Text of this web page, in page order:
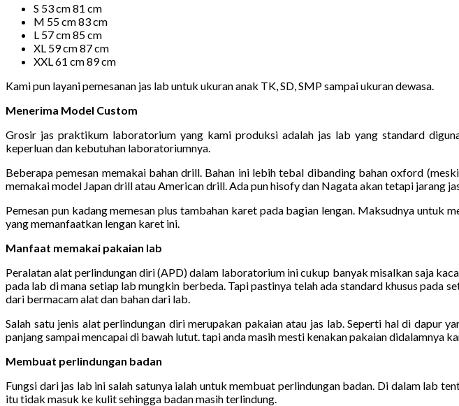
S 53 cm 81 cm
M 55 cm 83 cm
L 57 cm 85 cm
XL 59 cm 87 cm
XXL 61 cm 89 cm
Kami pun layani pemesanan jas lab untuk ukuran anak TK, SD, SMP sampai ukuran dewasa.
Menerima Model Custom
Grosir jas praktikum laboratorium yang kami produksi adalah jas lab yang standard
keperluan dan kebutuhan laboratoriumnya.
Beberapa pemesan memakai bahan drill. Bahan ini lebih tebal dibanding bahan oxford
memakai model Japan drill atau American drill. Ada pun hisofy dan Nagata akan tetapi jarang
Pemesan pun kadang memesan plus tambahan karet pada bagian lengan. Maksudnya untuk
yang memanfaatkan lengan karet ini.
Manfaat memakai pakaian lab
Peralatan alat perlindungan diri (APD) dalam laboratorium ini cukup banyak misalkan saja
pada lab di mana setiap lab mungkin berbeda. Tapi pastinya telah ada standard khusus pada
dari bermacam alat dan bahan dari lab.
Salah satu jenis alat perlindungan diri merupakan pakaian atau jas lab. Seperti hal di dapur
panjang sampai mencapai di bawah lutut. tapi anda masih mesti kenakan pakaian didalamnya
Membuat perlindungan badan
Fungsi dari jas lab ini salah satunya ialah untuk membuat perlindungan badan. Di dalam lab
itu tidak masuk ke kulit sehingga badan masih terlindung.